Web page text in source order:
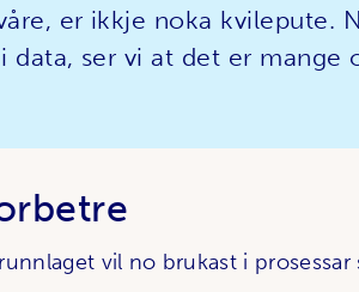
er ikkje noka kvilepute.
data, ser vi at det er mange
vil no brukast i